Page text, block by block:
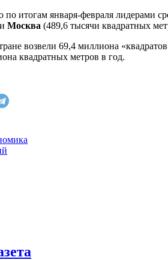
по итогам января-февраля лидерами
Москва (489,6 тысячи квадратных
возвели 69,4 миллиона
квадратных метров в год.